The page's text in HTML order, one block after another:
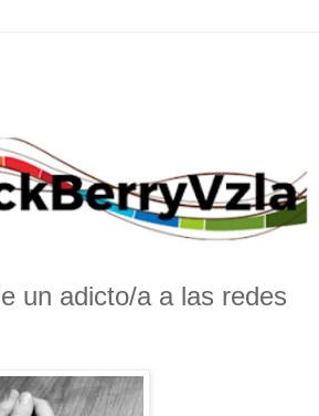
un adicto/a a las redes